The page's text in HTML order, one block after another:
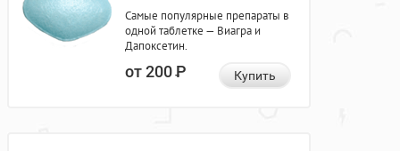
Самые популярные препараты в
одной таблетке — Виагра и
Дапоксетин.
от 200Р Купить